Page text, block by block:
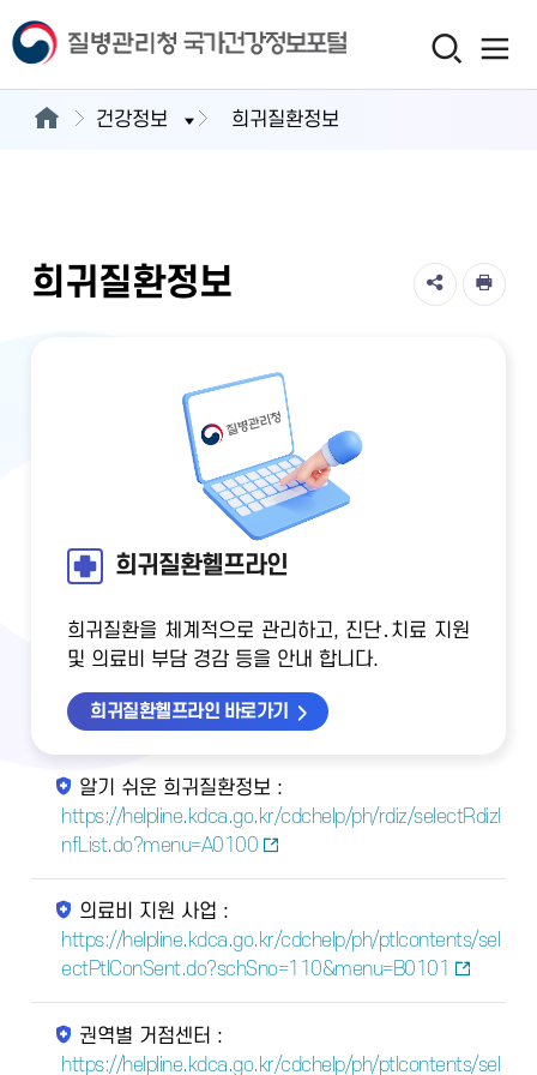
건강정보 희귀질환정보
희귀질환정보
희귀질환헬프라인
희귀질환을 체계적으로 관리하고, 진단․치료 지원
및 의료비 부담 경감 등을 안내 합니다.
희귀질환헬프라인 바로가기
알기 쉬운 희귀질환정보 :
https://helpline.kdca.go.kr/cdchelp/ph/rdiz/selectRdizI
nfList.do?menu=A0100
의료비 지원 사업 :
https://helpline.kdca.go.kr/cdchelp/ph/ptlcontents/sel
ectPtlConSent.do?schSno=110&menu=B0101
권역별 거점센터 :
https://helpline.kdca.go.kr/cdchelp/ph/ptlcontents/sel